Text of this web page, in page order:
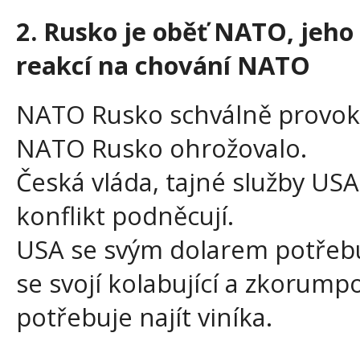
2. Rusko je oběť NATO,
reakcí na chování NATO
NATO Rusko schválně
NATO Rusko ohrožovalo.
Česká vláda, tajné služby
konflikt podněcují.
USA se svým dolarem
se svojí kolabující a
potřebuje najít viníka.